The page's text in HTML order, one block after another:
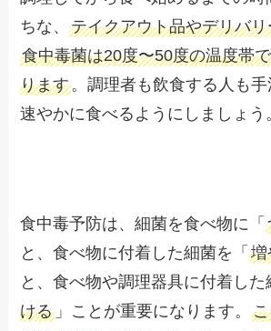
ちな、テイクアウト品やデリバ
食中毒菌は20度〜50度の温度帯
ります。調理者も飲食する人も手
速やかに食べるようにしましょう
食中毒予防は、細菌を食べ物に「
と、食べ物に付着した細菌を「増
と、食べ物や調理器具に付着した
ける 」ことが重要になります。